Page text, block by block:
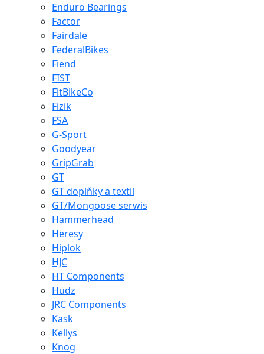
Enduro Bearings
Factor
Fairdale
FederalBikes
Fiend
FIST
FitBikeCo
Fizik
FSA
G-Sport
Goodyear
GripGrab
GT
GT doplňky a textil
GT/Mongoose serwis
Hammerhead
Heresy
Hiplok
HJC
HT Components
Hüdz
JRC Components
Kask
Kellys
Knog